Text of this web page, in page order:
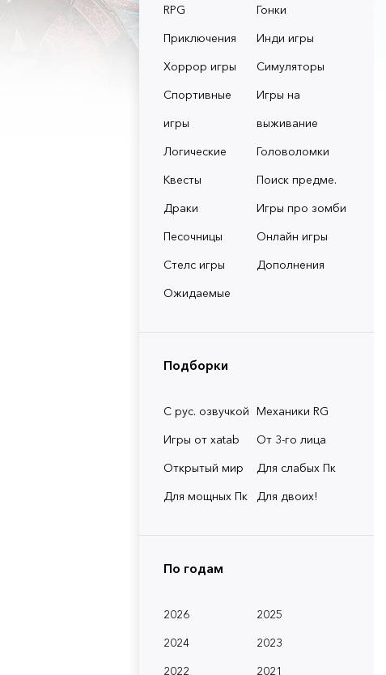
RPG
Гонки
Приключения
Инди игры
Хоррор игры
Симуляторы
Спортивные
игры
Игры на
выживание
Логические
Головоломки
Квесты
Поиск предме.
Драки
Игры про зомби
Песочницы
Онлайн игры
Стелс игры
Дополнения
Ожидаемые
Подборки
С рус. озвучкой Механики RG
Игры от xatab
От 3-го лица
Открытый мир
Для слабых Пк
Для мощных Пк
Для двоих!
По годам
2026
2025
2024
2023
2022
2021